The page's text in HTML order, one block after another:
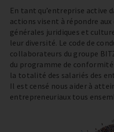
En tant qu’entreprise active
actions visent à répondre
générales juridiques et
leur diversité. Le code de
collaborateurs du groupe
du programme de conformité
la totalité des salariés des
Il est censé nous aider à
entrepreneuriaux tous